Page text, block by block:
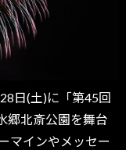
日(土)に「第45回
郷北斎公園を舞台
マインやメッセー